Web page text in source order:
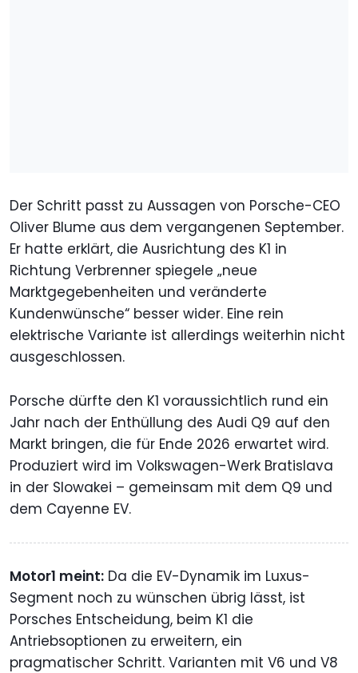
Der Schritt passt zu Aussagen von Porsche-CEO
Oliver Blume aus dem vergangenen September.
Er hatte erklärt, die Ausrichtung des K1 in
Richtung Verbrenner spiegele „neue
Marktgegebenheiten und veränderte
Kundenwünsche“ besser wider. Eine rein
elektrische Variante ist allerdings weiterhin nicht
ausgeschlossen.
Porsche dürfte den K1 voraussichtlich rund ein
Jahr nach der Enthüllung des Audi Q9 auf den
Markt bringen, die für Ende 2026 erwartet wird.
Produziert wird im Volkswagen-Werk Bratislava
in der Slowakei – gemeinsam mit dem Q9 und
dem Cayenne EV.
Motor1 meint: Da die EV-Dynamik im Luxus-
Segment noch zu wünschen übrig lässt, ist
Porsches Entscheidung, beim K1 die
Antriebsoptionen zu erweitern, ein
pragmatischer Schritt. Varianten mit V6 und V8